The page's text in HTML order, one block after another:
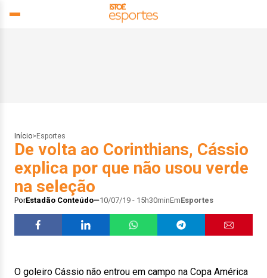
Início> Esportes
De volta ao Corinthians, Cássio
explica por que não usou verde
na seleção
PorEstadão Conteúdo 10/07/19 - 15h30minEmEsportes
O goleiro Cássio não entrou em campo na Copa América